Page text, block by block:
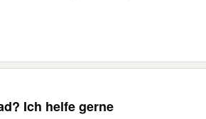
Ich helfe gerne